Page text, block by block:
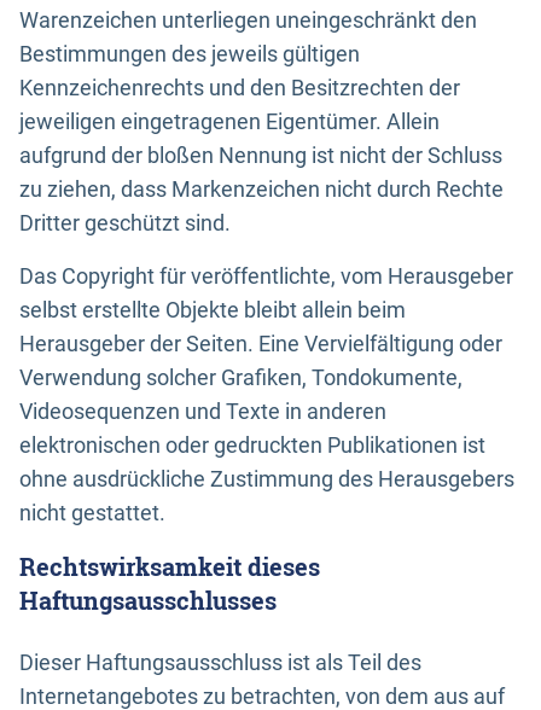
Warenzeichen unterliegen uneingeschränkt den
Bestimmungen des jeweils gültigen
Kennzeichenrechts und den Besitzrechten der
jeweiligen eingetragenen Eigentümer. Allein
aufgrund der bloßen Nennung ist nicht der Schluss
zu ziehen, dass Markenzeichen nicht durch Rechte
Dritter geschützt sind.
Das Copyright für veröffentlichte, vom Herausgeber
selbst erstellte Objekte bleibt allein beim
Herausgeber der Seiten. Eine Vervielfältigung oder
Verwendung solcher Grafiken, Tondokumente,
Videosequenzen und Texte in anderen
elektronischen oder gedruckten Publikationen ist
ohne ausdrückliche Zustimmung des Herausgebers
nicht gestattet.
Rechtswirksamkeit dieses
Haftungsausschlusses
Dieser Haftungsausschluss ist als Teil des
Internetangebotes zu betrachten, von dem aus auf